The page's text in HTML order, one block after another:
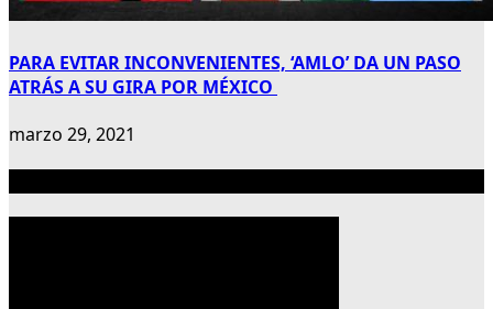
PARA EVITAR INCONVENIENTES, ‘AMLO’ DA UN PASO
ATRÁS A SU GIRA POR MÉXICO
marzo 29, 2021